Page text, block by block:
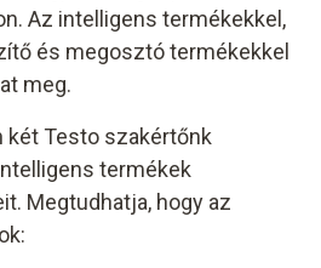
Az intelligens termékekkel,
és megosztó termékekkel
meg.
két Testo szakértőnk
termékek
Megtudhatja, hogy az